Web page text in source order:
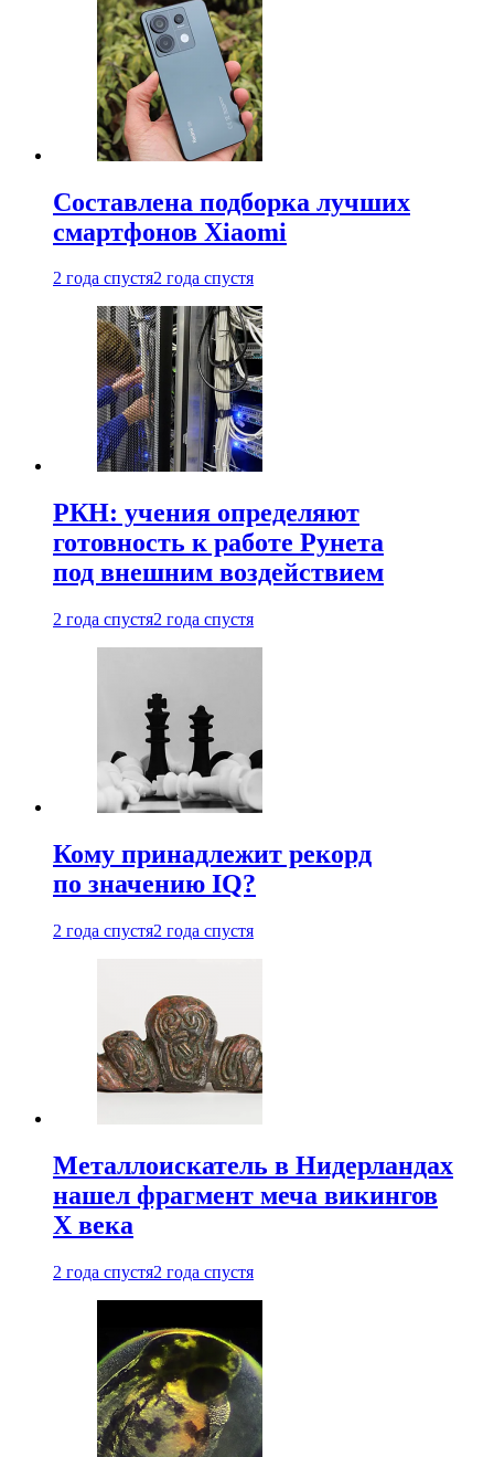
Составлена подборка лучших
смартфонов Xiaomi
2 года спустя2 года спустя
РКН: учения определяют
готовность к работе Рунета
под внешним воздействием
2 года спустя2 года спустя
Кому принадлежит рекорд
по значению IQ?
2 года спустя2 года спустя
Металлоискатель в Нидерландах
нашел фрагмент меча викингов
X века
2 года спустя2 года спустя